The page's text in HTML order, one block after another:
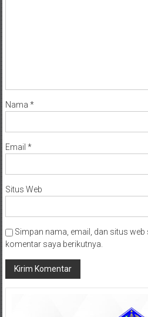
Nama *
Email *
Situs Web
Simpan nama, email, dan situs
komentar saya berikutnya.